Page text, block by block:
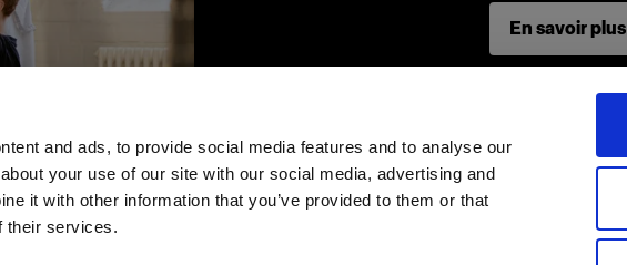
and ads, to provide social media features and to analyse our
your use of our site with our social media, advertising and
it with other information that you’ve provided to them or that
their services.
En savoir plus
Investisseurs Share The Light